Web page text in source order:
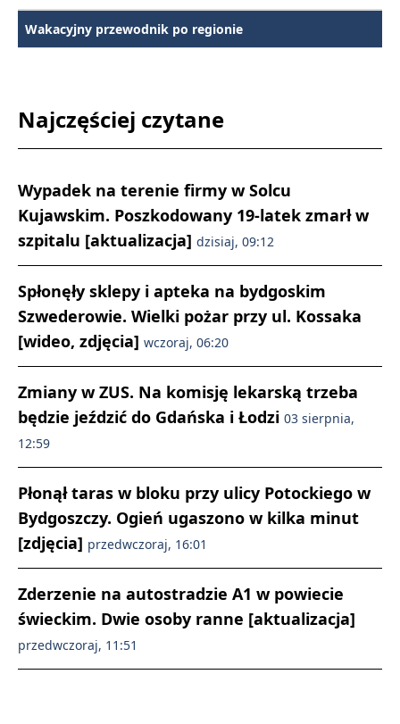
Wakacyjny przewodnik po regionie
Najczęściej czytane
Wypadek na terenie firmy w Solcu
Kujawskim. Poszkodowany 19-latek zmarł w
szpitalu [aktualizacja] dzisiaj, 09:12
Spłonęły sklepy i apteka na bydgoskim
Szwederowie. Wielki pożar przy ul. Kossaka
[wideo, zdjęcia] wczoraj, 06:20
Zmiany w ZUS. Na komisję lekarską trzeba
będzie jeździć do Gdańska i Łodzi 03 sierpnia,
12:59
Płonął taras w bloku przy ulicy Potockiego w
Bydgoszczy. Ogień ugaszono w kilka minut
[zdjęcia] przedwczoraj, 16:01
Zderzenie na autostradzie A1 w powiecie
świeckim. Dwie osoby ranne [aktualizacja]
przedwczoraj, 11:51